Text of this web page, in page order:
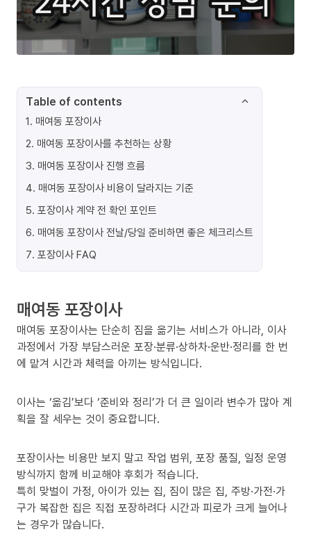
Table of contents
1. 매여동 포장이사
2. 매여동 포장이사를 추천하는 상황
3. 매여동 포장이사 진행 흐름
4. 매여동 포장이사 비용이 달라지는 기준
5. 포장이사 계약 전 확인 포인트
6. 매여동 포장이사 전날/당일 준비하면 좋은 체크리스트
7. 포장이사 FAQ
매여동 포장이사
매여동 포장이사는 단순히 짐을 옮기는 서비스가 아니라, 이사
과정에서 가장 부담스러운 포장·분류·상하차·운반·정리를 한 번
에 맡겨 시간과 체력을 아끼는 방식입니다.
이사는 ‘옮김’보다 ‘준비와 정리’가 더 큰 일이라 변수가 많아 계
획을 잘 세우는 것이 중요합니다.
포장이사는 비용만 보지 말고 작업 범위, 포장 품질, 일정 운영
방식까지 함께 비교해야 후회가 적습니다.
특히 맞벌이 가정, 아이가 있는 집, 짐이 많은 집, 주방·가전·가
구가 복잡한 집은 직접 포장하려다 시간과 피로가 크게 늘어나
는 경우가 많습니다.